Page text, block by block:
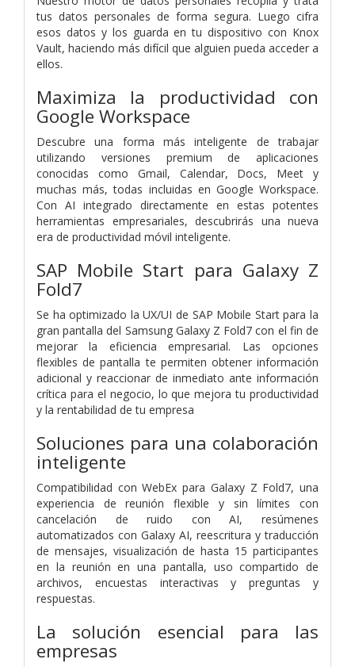
tus datos personales de forma segura. Luego cifra
esos datos y los guarda en tu dispositivo con Knox
Vault, haciendo más difícil que alguien pueda acceder a
ellos.
Maximiza la productividad con
Google Workspace
Descubre una forma más inteligente de trabajar
utilizando versiones premium de aplicaciones
conocidas como Gmail, Calendar, Docs, Meet y
muchas más, todas incluidas en Google Workspace.
Con AI integrado directamente en estas potentes
herramientas empresariales, descubrirás una nueva
era de productividad móvil inteligente.
SAP Mobile Start para Galaxy Z
Fold7
Se ha optimizado la UX/UI de SAP Mobile Start para la
gran pantalla del Samsung Galaxy Z Fold7 con el fin de
mejorar la eficiencia empresarial. Las opciones
flexibles de pantalla te permiten obtener información
adicional y reaccionar de inmediato ante información
crítica para el negocio, lo que mejora tu productividad
y la rentabilidad de tu empresa
Soluciones para una colaboración
inteligente
Compatibilidad con WebEx para Galaxy Z Fold7, una
experiencia de reunión flexible y sin límites con
cancelación de ruido con AI, resúmenes
automatizados con Galaxy AI, reescritura y traducción
de mensajes, visualización de hasta 15 participantes
en la reunión en una pantalla, uso compartido de
archivos, encuestas interactivas y preguntas y
respuestas.
La solución esencial para las
empresas